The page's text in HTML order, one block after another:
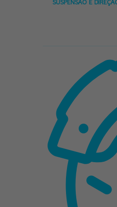
SUSPENSÃO E